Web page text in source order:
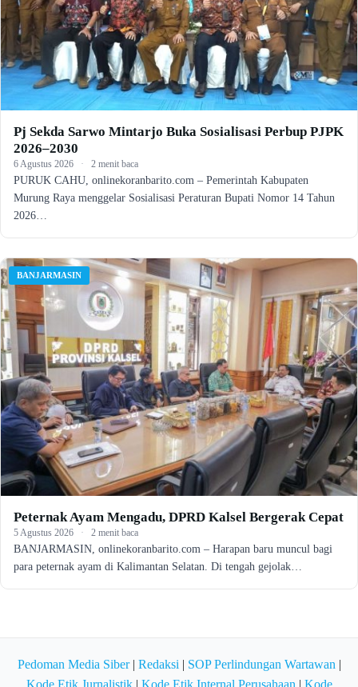
Pj Sekda Sarwo Mintarjo Buka Sosialisasi Perbup PJPK
2026–2030
6 Agustus 2026 · 2 menit baca
PURUK CAHU, onlinekoranbarito.com – Pemerintah Kabupaten
Murung Raya menggelar Sosialisasi Peraturan Bupati Nomor 14 Tahun
2026…
BANJARMASIN
Peternak Ayam Mengadu, DPRD Kalsel Bergerak Cepat
5 Agustus 2026 · 2 menit baca
BANJARMASIN, onlinekoranbarito.com – Harapan baru muncul bagi
para peternak ayam di Kalimantan Selatan. Di tengah gejolak…
Pedoman Media Siber| Redaksi | SOP Perlindungan Wartawan |
Kode Etik Jurnalistik| Kode Etik Internal Perusahaan | Kode